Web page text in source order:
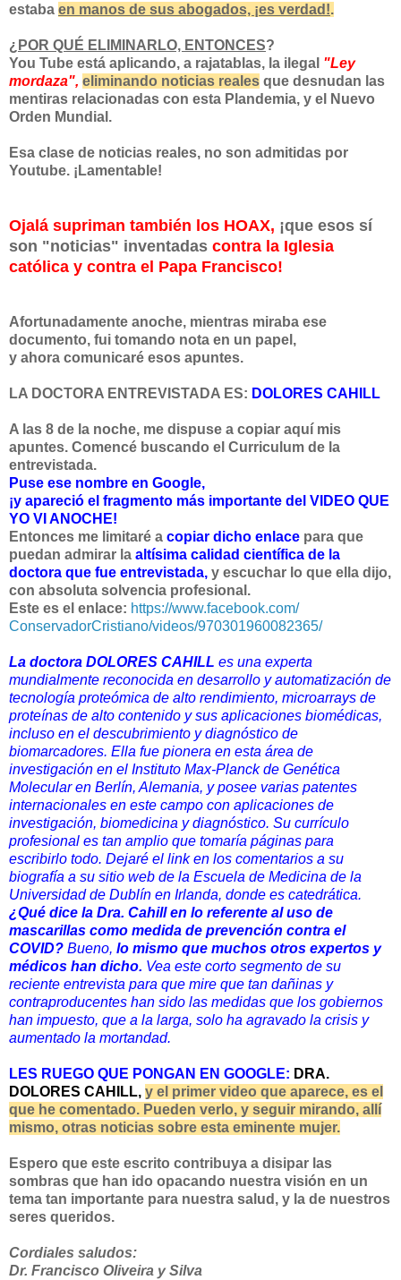
estaba en manos de sus abogados, ¡es verdad!.
¿ POR QUÉ ELIMINARLO, ENTONCES?
You Tube está aplicando, a rajatablas, la ilegal "Ley
mordaza", eliminando noticias reales que desnudan las
mentiras relacionadas con esta Plandemia, y el Nuevo
Orden Mundial.
Esa clase de noticias reales, no son admitidas por
Youtube. ¡Lamentable!
Ojalá supriman también los HOAX, ¡que esos sí
son "noticias" inventadas contra la Iglesia
católica y contra el Papa Francisco!
Afortunadamente anoche, mientras miraba ese
documento, fui tomando nota en un papel,
y ahora comunicaré esos apuntes.
LA DOCTORA ENTREVISTADA ES: DOLORES CAHILL
A las 8 de la noche, me dispuse a copiar aquí mis
apuntes. Comencé buscando el Curriculum de la
entrevistada.
Puse ese nombre en Google,
¡y apareció el fragmento más importante del VIDEO QUE
YO VI ANOCHE!
Entonces me limitaré a copiar dicho enlace para que
puedan admirar la altísima calidad científica de la
doctora que fue entrevistada, y escuchar lo que ella dijo,
con absoluta solvencia profesional.
Este es el enlace: https://www.facebook.com/
ConservadorCristiano/videos/970301960082365/
La doctora DOLORES CAHILL es una experta
mundialmente reconocida en desarrollo y automatización de
tecnología proteómica de alto rendimiento, microarrays de
proteínas de alto contenido y sus aplicaciones biomédicas,
incluso en el descubrimiento y diagnóstico de
biomarcadores. Ella fue pionera en esta área de
investigación en el Instituto Max-Planck de Genética
Molecular en Berlín, Alemania, y posee varias patentes
internacionales en este campo con aplicaciones de
investigación, biomedicina y diagnóstico. Su currículo
profesional es tan amplio que tomaría páginas para
escribirlo todo. Dejaré el link en los comentarios a su
biografía a su sitio web de la Escuela de Medicina de la
Universidad de Dublín en Irlanda, donde es catedrática.
¿Qué dice la Dra. Cahill en lo referente al uso de
mascarillas como medida de prevención contra el
COVID? Bueno, lo mismo que muchos otros expertos y
médicos han dicho. Vea este corto segmento de su
reciente entrevista para que mire que tan dañinas y
contraproducentes han sido las medidas que los gobiernos
han impuesto, que a la larga, solo ha agravado la crisis y
aumentado la mortandad.
LES RUEGO QUE PONGAN EN GOOGLE: DRA.
DOLORES CAHILL, y el primer video que aparece, es el
que he comentado. Pueden verlo, y seguir mirando, allí
mismo, otras noticias sobre esta eminente mujer.
Espero que este escrito contribuya a disipar las
sombras que han ido opacando nuestra visión en un
tema tan importante para nuestra salud, y la de nuestros
seres queridos.
Cordiales saludos:
Dr. Francisco Oliveira y Silva